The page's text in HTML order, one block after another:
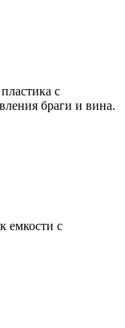
с
браги и вина.
емкости с